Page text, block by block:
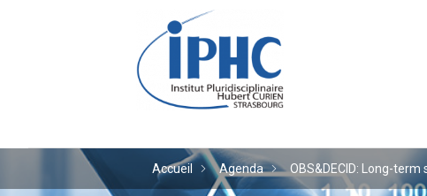
Institut
Accueil Agenda OBS&DECID: Long-